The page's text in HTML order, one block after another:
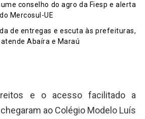
conselho do agro da Fiesp e alerta
Mercosul-UE
de entregas e escuta às prefeituras,
Abaíra e Maraú
e o acesso facilitado a
ao Colégio Modelo Luís